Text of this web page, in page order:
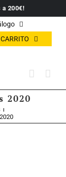
a 200€!
CARRITO
2020